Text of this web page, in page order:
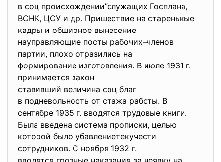
в соц происхождении”служащих Госплана,
ВСНК, ЦСУ и др. Пришествие на старенькые
кадры и обширное вынесение
науправляющие посты рабочих–членов
партии, плохо отразились на
формирование изготовления. В июле 1931 г.
принимается закон
ставивший величина соц благ
в подневольность от стажа работы. В
сентябре 1935 г. вводятся трудовые книги.
Была введена система прописки, целью
которой было убавлениетекучести
сотрудников. С ноября 1932 г.
вводятся грозные наказания за неявку на